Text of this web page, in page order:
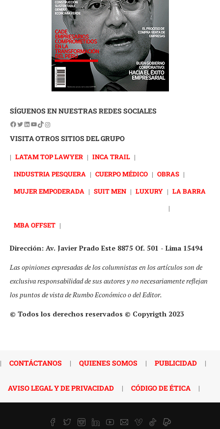
SÍGUENOS EN NUESTRAS REDES SOCIALES
VISITA OTROS SITIOS DEL GRUPO
| LATAM TOP LAWYER | INCA TRAIL |
INDUSTRIA PESQUERA | CUERPO MÉDICO | OBRAS |
MUJER EMPODERADA | SUIT MEN | LUXURY | LA BARRA
|
MBA OFFSET |
Dirección: Av. Javier Prado Este 8875 Of. 501 - Lima 15494
Las opiniones expresadas de los columnistas en los artículos son de
exclusiva responsabilidad de sus autores y no necesariamente reflejan
los puntos de vista de Rumbo Económico o del Editor.
© Todos los derechos reservados © Copyrigth 2023
| CONTÁCTANOS | QUIENES SOMOS | PUBLICIDAD |
AVISO LEGAL Y DE PRIVACIDAD | CÓDIGO DE ÉTICA |